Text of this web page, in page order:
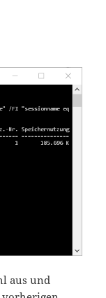
aus und